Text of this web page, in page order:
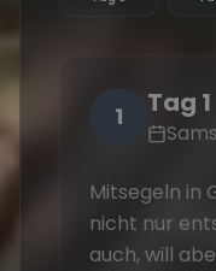
1 Tag 1
Mitsegeln in
nicht nur
auch, will